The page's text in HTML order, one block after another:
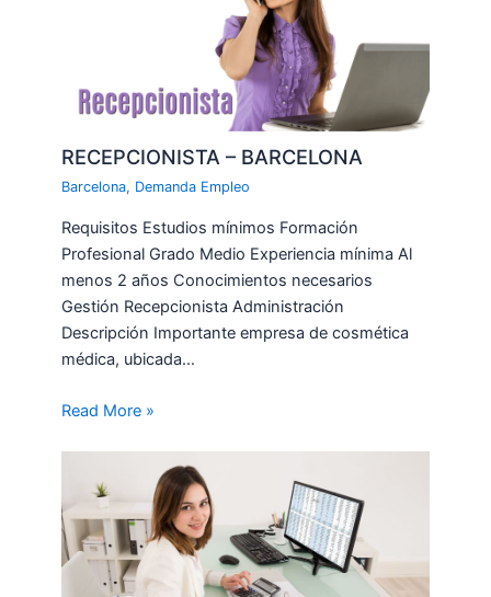
RECEPCIONISTA – BARCELONA
Barcelona, Demanda Empleo
Requisitos Estudios mínimos Formación
Profesional Grado Medio Experiencia mínima Al
menos 2 años Conocimientos necesarios
Gestión Recepcionista Administración
Descripción Importante empresa de cosmética
médica, ubicada…
Read More »